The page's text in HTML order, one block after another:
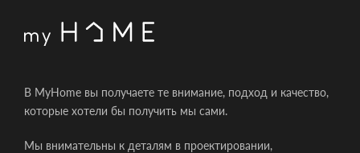
В MyHome вы получаете те внимание, подход и качество,
которые хотели бы получить мы сами.
Мы внимательны к деталям в проектировании,